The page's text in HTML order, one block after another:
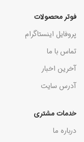
فوتر محصولات
پروفایل اینستاگرام
تماس با ما
آخرین اخبار
آدرس سایت
خدمات مشتری
درباره ما